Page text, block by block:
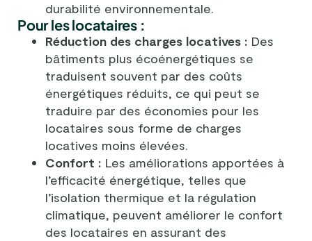
durabilité environnementale.
Pour les locataires :
Réduction des charges locatives : Des
bâtiments plus écoénergétiques se
traduisent souvent par des coûts
énergétiques réduits, ce qui peut se
traduire par des économies pour les
locataires sous forme de charges
locatives moins élevées.
Confort : Les améliorations apportées à
l’efficacité énergétique, telles que
l’isolation thermique et la régulation
climatique, peuvent améliorer le confort
des locataires en assurant des